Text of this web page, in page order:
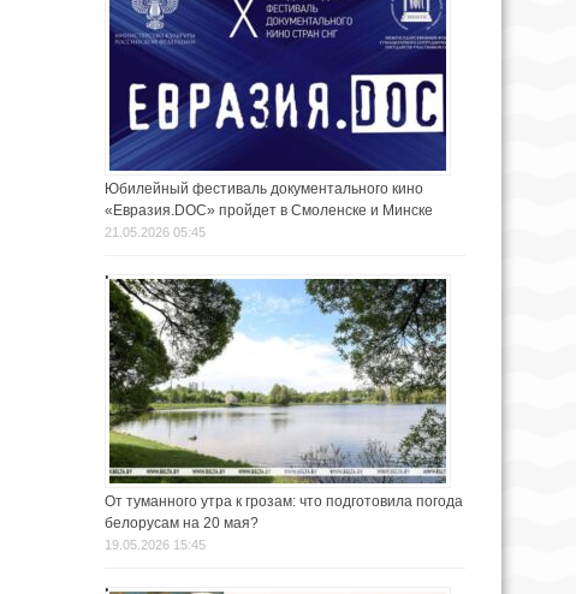
Юбилейный фестиваль документального кино
«Евразия.DOC» пройдет в Смоленске и Минске
21.05.2026 05:45
От туманного утра к грозам: что подготовила погода
белорусам на 20 мая?
19.05.2026 15:45